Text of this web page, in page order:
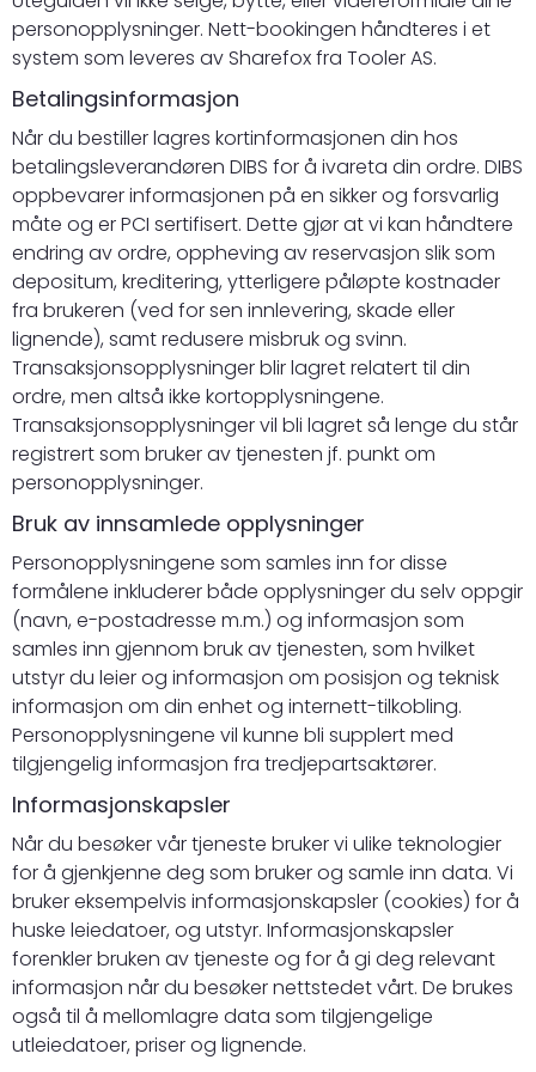
personopplysninger. Nett-bookingen håndteres i et
system som leveres av Sharefoxfra Tooler AS.
Betalingsinformasjon
Når du bestiller lagres kortinformasjonen din hos
betalingsleverandøren DIBS for å ivareta din ordre. DIBS
oppbevarer informasjonen på en sikker og forsvarlig
måte og er PCI sertifisert. Dette gjør at vi kan håndtere
endring av ordre, oppheving av reservasjon slik som
depositum, kreditering, ytterligere påløpte kostnader
fra brukeren (ved for sen innlevering, skade eller
lignende), samt redusere misbruk og svinn.
Transaksjonsopplysninger blir lagret relatert til din
ordre, men altså ikke kortopplysningene.
Transaksjonsopplysninger vil bli lagret så lenge du står
registrert som bruker av tjenesten jf. punkt om
personopplysninger.
Bruk av innsamlede opplysninger
Personopplysningene som samles inn for disse
formålene inkluderer både opplysninger du selv oppgir
(navn, e-postadresse m.m.) og informasjon som
samles inn gjennom bruk av tjenesten, som hvilket
utstyr du leier og informasjon om posisjon og teknisk
informasjon om din enhet og internett-tilkobling.
Personopplysningene vil kunne bli supplert med
tilgjengelig informasjon fra tredjepartsaktører.
Informasjonskapsler
Når du besøker vår tjeneste bruker vi ulike teknologier
for å gjenkjenne deg som bruker og samle inn data. Vi
bruker eksempelvis informasjonskapsler (cookies) for å
huske leiedatoer, og utstyr. Informasjonskapsler
forenkler bruken av tjeneste og for å gi deg relevant
informasjon når du besøker nettstedet vårt. De brukes
også til å mellomlagre data som tilgjengelige
utleiedatoer, priser og lignende.